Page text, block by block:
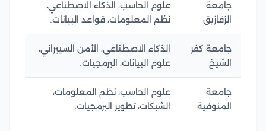
جامعة
الزقازيق
علوم الحاسب، الذكاء الاصطناعي،
نظم المعلومات، قواعد البيانات.
جامعة كفر
الشيخ
الذكاء الاصطناعي، الأمن السيبراني،
علوم البيانات، البرمجيات.
جامعة
المنوفية
علوم الحاسب، نظم المعلومات،
الشبكات، تطوير البرمجيات.